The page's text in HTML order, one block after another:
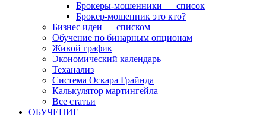
Брокеры-мошенники — список
Брокер-мошенник это кто?
Бизнес идеи — списком
Обучение по бинарным опционам
Живой график
Экономический календарь
Теханализ
Система Оскара Грайнда
Калькулятор мартингейла
Все статьи
ОБУЧЕНИЕ